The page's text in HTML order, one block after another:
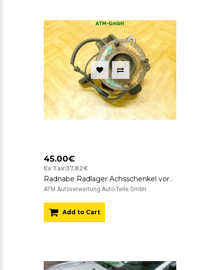
45.00€
Ex Tax:37.82€
Radnabe Radlager Achsschenkel vorne rechts Ford Fiesta 5 V Beifahrerseite ABS
ATM Autoverwertung Auto-Teile GmbH ..
Add to Cart